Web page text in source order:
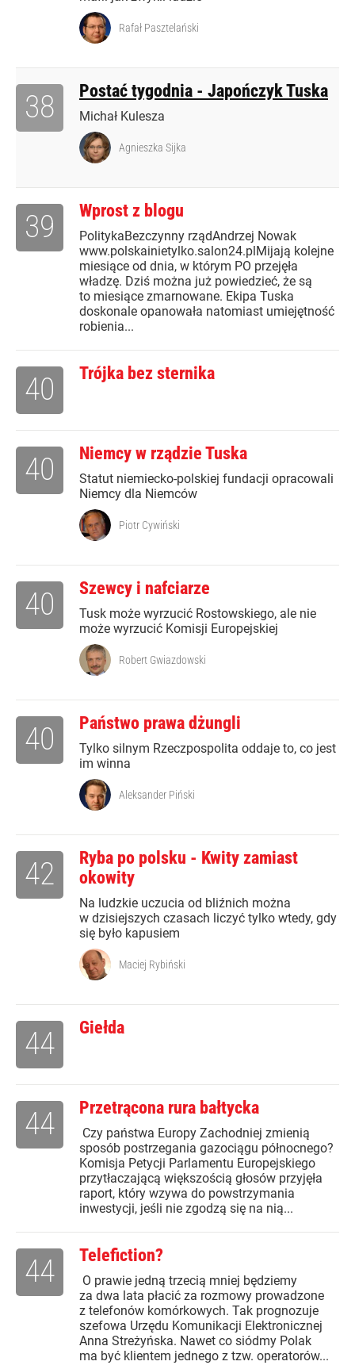
Rafał Pasztelański
Postać tygodnia - Japończyk Tuska
Michał Kulesza
38
Agnieszka Sijka
Wprost z blogu
PolitykaBezczynny rządAndrzej Nowak
www.polskainietylko.salon24.plMijają kolejne
miesiące od dnia, w którym PO przejęła
władzę. Dziś można już powiedzieć, że są
to miesiące zmarnowane. Ekipa Tuska
doskonale opanowała natomiast umiejętność
robienia...
39
Trójka bez sternika
40
Niemcy w rządzie Tuska
Statut niemiecko-polskiej fundacji opracowali
Niemcy dla Niemców
40
Piotr Cywiński
Szewcy i nafciarze
Tusk może wyrzucić Rostowskiego, ale nie
może wyrzucić Komisji Europejskiej
40
Robert Gwiazdowski
Państwo prawa dżungli
Tylko silnym Rzeczpospolita oddaje to, co jest
im winna
40
Aleksander Piński
Ryba po polsku - Kwity zamiast
okowity
Na ludzkie uczucia od bliźnich można
w dzisiejszych czasach liczyć tylko wtedy, gdy
się było kapusiem
42
Maciej Rybiński
Giełda
44
Przetrącona rura bałtycka
Czy państwa Europy Zachodniej zmienią
sposób postrzegania gazociągu północnego?
Komisja Petycji Parlamentu Europejskiego
przytłaczającą większością głosów przyjęła
raport, który wzywa do powstrzymania
inwestycji, jeśli nie zgodzą się na nią...
44
Telefiction?
O prawie jedną trzecią mniej będziemy
za dwa lata płacić za rozmowy prowadzone
z telefonów komórkowych. Tak prognozuje
szefowa Urzędu Komunikacji Elektronicznej
Anna Streżyńska. Nawet co siódmy Polak
ma być klientem jednego z tzw. operatorów...
44